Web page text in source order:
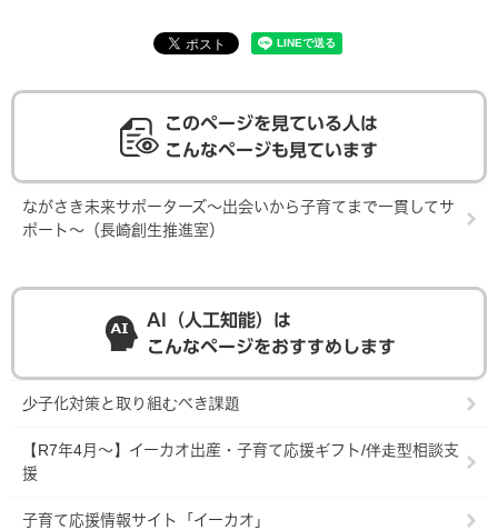
このページを見ている人は
こんなページも見ています
ながさき未来サポーターズ～出会いから子育てまで一貫してサ
ポート～（長崎創生推進室）
AI（人工知能）は
こんなページをおすすめします
少子化対策と取り組むべき課題
【R7年4月～】イーカオ出産・子育て応援ギフト/伴走型相談支
援
子育て応援情報サイト「イーカオ」